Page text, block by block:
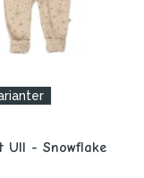
Ull - Snowflake